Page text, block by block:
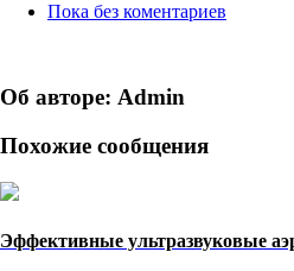
Пока без коментариев
Об авторе: Admin
Похожие сообщения
Эффективные ультразвуковые